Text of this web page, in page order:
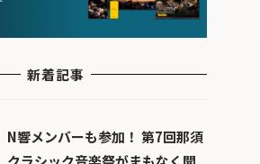
新着記事
N響メンバーも参加！ 第7回那須